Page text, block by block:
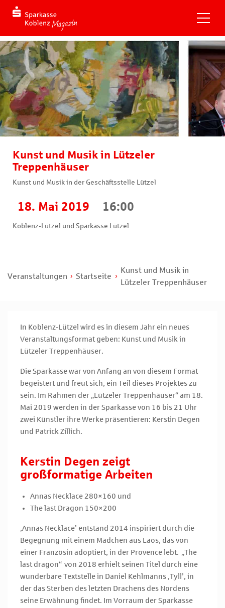
Kunst und Musik in Lützeler
Treppenhäuser
Kunst und Musik in der Geschäftsstelle Lützel
18. Mai 2019 16:00
Koblenz-Lützel und Sparkasse Lützel
Veranstaltungen Startseite
Kunst und Musik in
Lützeler Treppenhäuser
In Koblenz-Lützel wird es in diesem Jahr ein neues
Veranstaltungsformat geben: Kunst und Musik in
Lützeler Treppenhäuser.
Die Sparkasse war von Anfang an von diesem Format
begeistert und freut sich, ein Teil dieses Projektes zu
sein. Im Rahmen der „Lützeler Treppenhäuser“ am 18.
Mai 2019 werden in der Sparkasse von 16 bis 21 Uhr
zwei Künstler ihre Werke präsentieren: Kerstin Degen
und Patrick Zillich.
Kerstin Degen zeigt
großformatige Arbeiten
Annas Necklace 280×160 und
The last Dragon 150×200
‚Annas Necklace’ entstand 2014 inspiriert durch die
Begegnung mit einem Mädchen aus Laos, das von
einer Französin adoptiert, in der Provence lebt. „The
last dragon“ von 2018 erhielt seinen Titel durch eine
wunderbare Textstelle in Daniel Kehlmanns ‚Tyll’, in
der das Sterben des letzten Drachens des Nordens
seine Erwähnung findet. Im Vorraum der Sparkasse